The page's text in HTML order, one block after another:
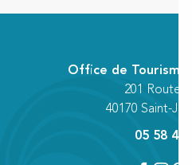
Office de Tourisme
201 Route
40170 Saint-
05 58 42